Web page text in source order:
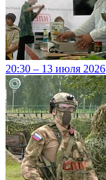
20:30 – 13 июля 2026